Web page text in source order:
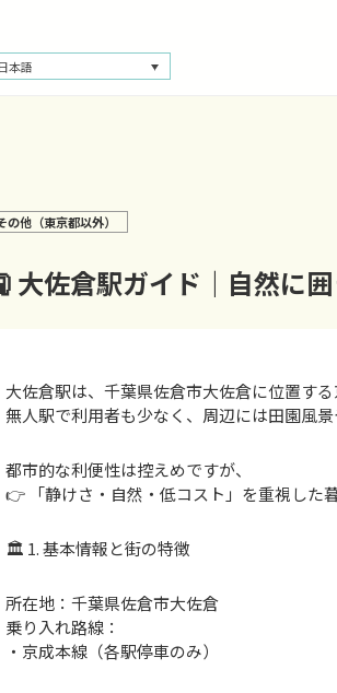
本語
の他（東京都以外）
大佐倉駅ガイド｜自然に
大佐倉駅は、千葉県佐倉市大佐倉に位置す
無人駅で利用者も少なく、周辺には田園風
都市的な利便性は控えめですが、
👉 「静けさ・自然・低コスト」を重視した
🏛 1. 基本情報と街の特徴
所在地：千葉県佐倉市大佐倉
乗り入れ路線：
・京成本線（各駅停車のみ）